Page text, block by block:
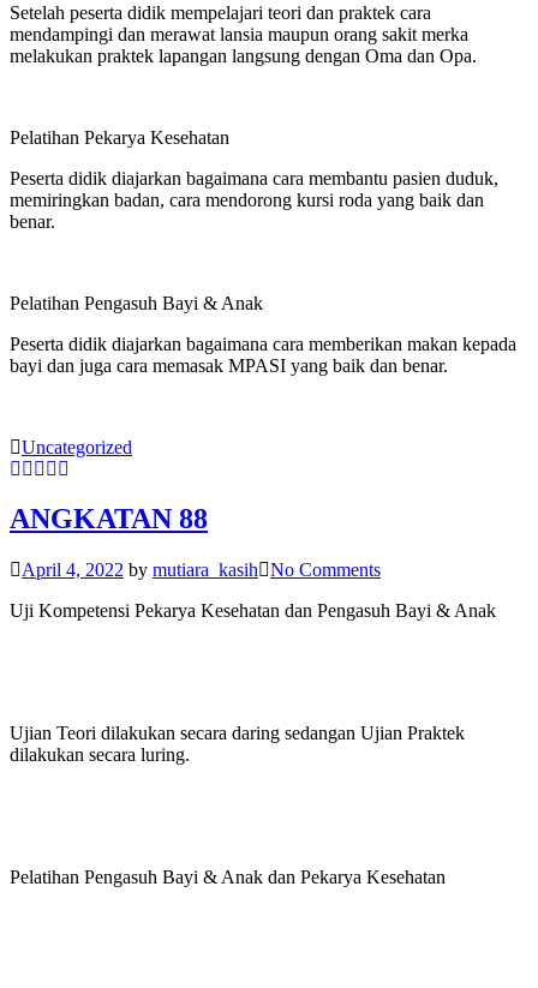
Setelah peserta didik mempelajari teori dan praktek cara
mendampingi dan merawat lansia maupun orang sakit merka
melakukan praktek lapangan langsung dengan Oma dan Opa.
Pelatihan Pekarya Kesehatan
Peserta didik diajarkan bagaimana cara membantu pasien duduk,
memiringkan badan, cara mendorong kursi roda yang baik dan
benar.
Pelatihan Pengasuh Bayi & Anak
Peserta didik diajarkan bagaimana cara memberikan makan kepada
bayi dan juga cara memasak MPASI yang baik dan benar.
Uncategorized
ANGKATAN 88
April 4, 2022 by mutiara_kasih
No Comments
Uji Kompetensi Pekarya Kesehatan dan Pengasuh Bayi & Anak
Ujian Teori dilakukan secara daring sedangan Ujian Praktek
dilakukan secara luring.
Pelatihan Pengasuh Bayi & Anak dan Pekarya Kesehatan